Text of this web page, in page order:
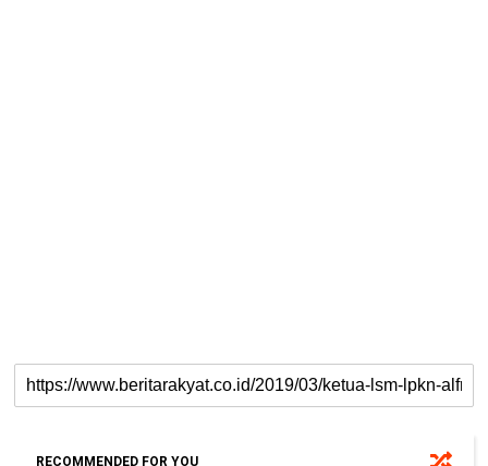
RECOMMENDED FOR YOU